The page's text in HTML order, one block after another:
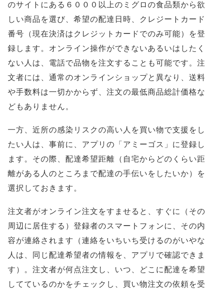
のサイトにある６０００以上のミグロの食品類から欲
しい商品を選び、希望の配達日時、クレジートカード
番号（現在決済はクレジットカードでのみ可能）を登
録します。オンライン操作ができないあるいはしたく
ない人は、電話で品物を注文することも可能です。注
文者には、通常のオンラインショップと異なり、送料
や手数料は一切かからず、注文の最低商品総計価格な
どもありません。
一方、近所の感染リスクの高い人を買い物で支援をし
たい人は、事前に、アプリの「アミーゴス」に登録し
ます。その際、配達希望距離（自宅からどのくらい距
離がある人のところまで配達の手伝いをしたいか）を
選択しておきます。
注文者がオンライン注文をすませると、すぐに（その
周辺に居住する）登録者のスマートフォンに、その内
容が連絡されます（連絡をいちいち受けるのがいやな
人は、同じ配達希望者の情報を、アプリで確認できま
す）。注文者が何点注文し、いつ、どこに配達を希望
してているのかをチェックし、買い物注文の依頼を受